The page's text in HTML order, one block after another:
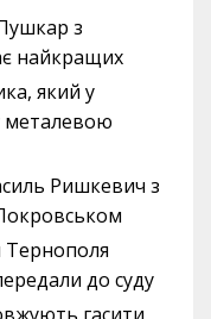
з
найкращих
який у
металевою
Ришкевич з
Тернополя
до суду